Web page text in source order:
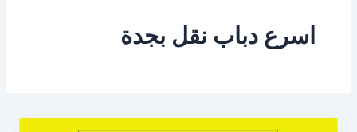
اسرع دباب نقل بجدة